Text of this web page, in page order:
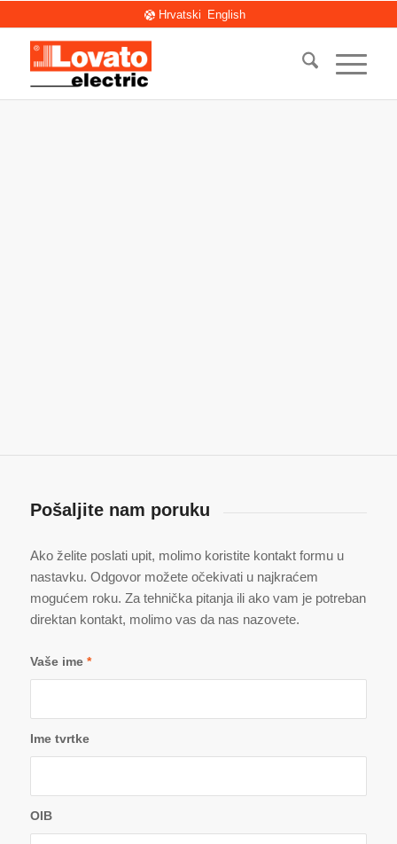
Hrvatski English
Pošaljite nam poruku
Ako želite poslati upit, molimo koristite kontakt formu u
nastavku. Odgovor možete očekivati u najkraćem
mogućem roku. Za tehnička pitanja ili ako vam je potreban
direktan kontakt, molimo vas da nas nazovete.
Vaše ime *
Ime tvrtke
OIB